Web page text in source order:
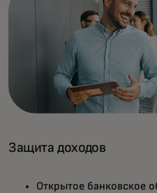
Защита доходов
Открытое банковское